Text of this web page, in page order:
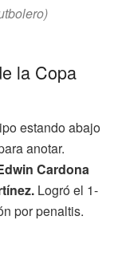
la Copa
estando abajo
anotar.
Cardona
Logró el 1-
por penaltis.